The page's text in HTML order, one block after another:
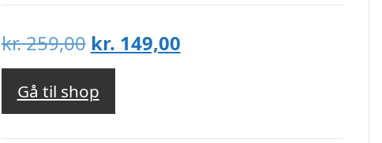
kr.259,00 Den
oprindelige
pris
var:
kr. 149,00Den
Gå til shop